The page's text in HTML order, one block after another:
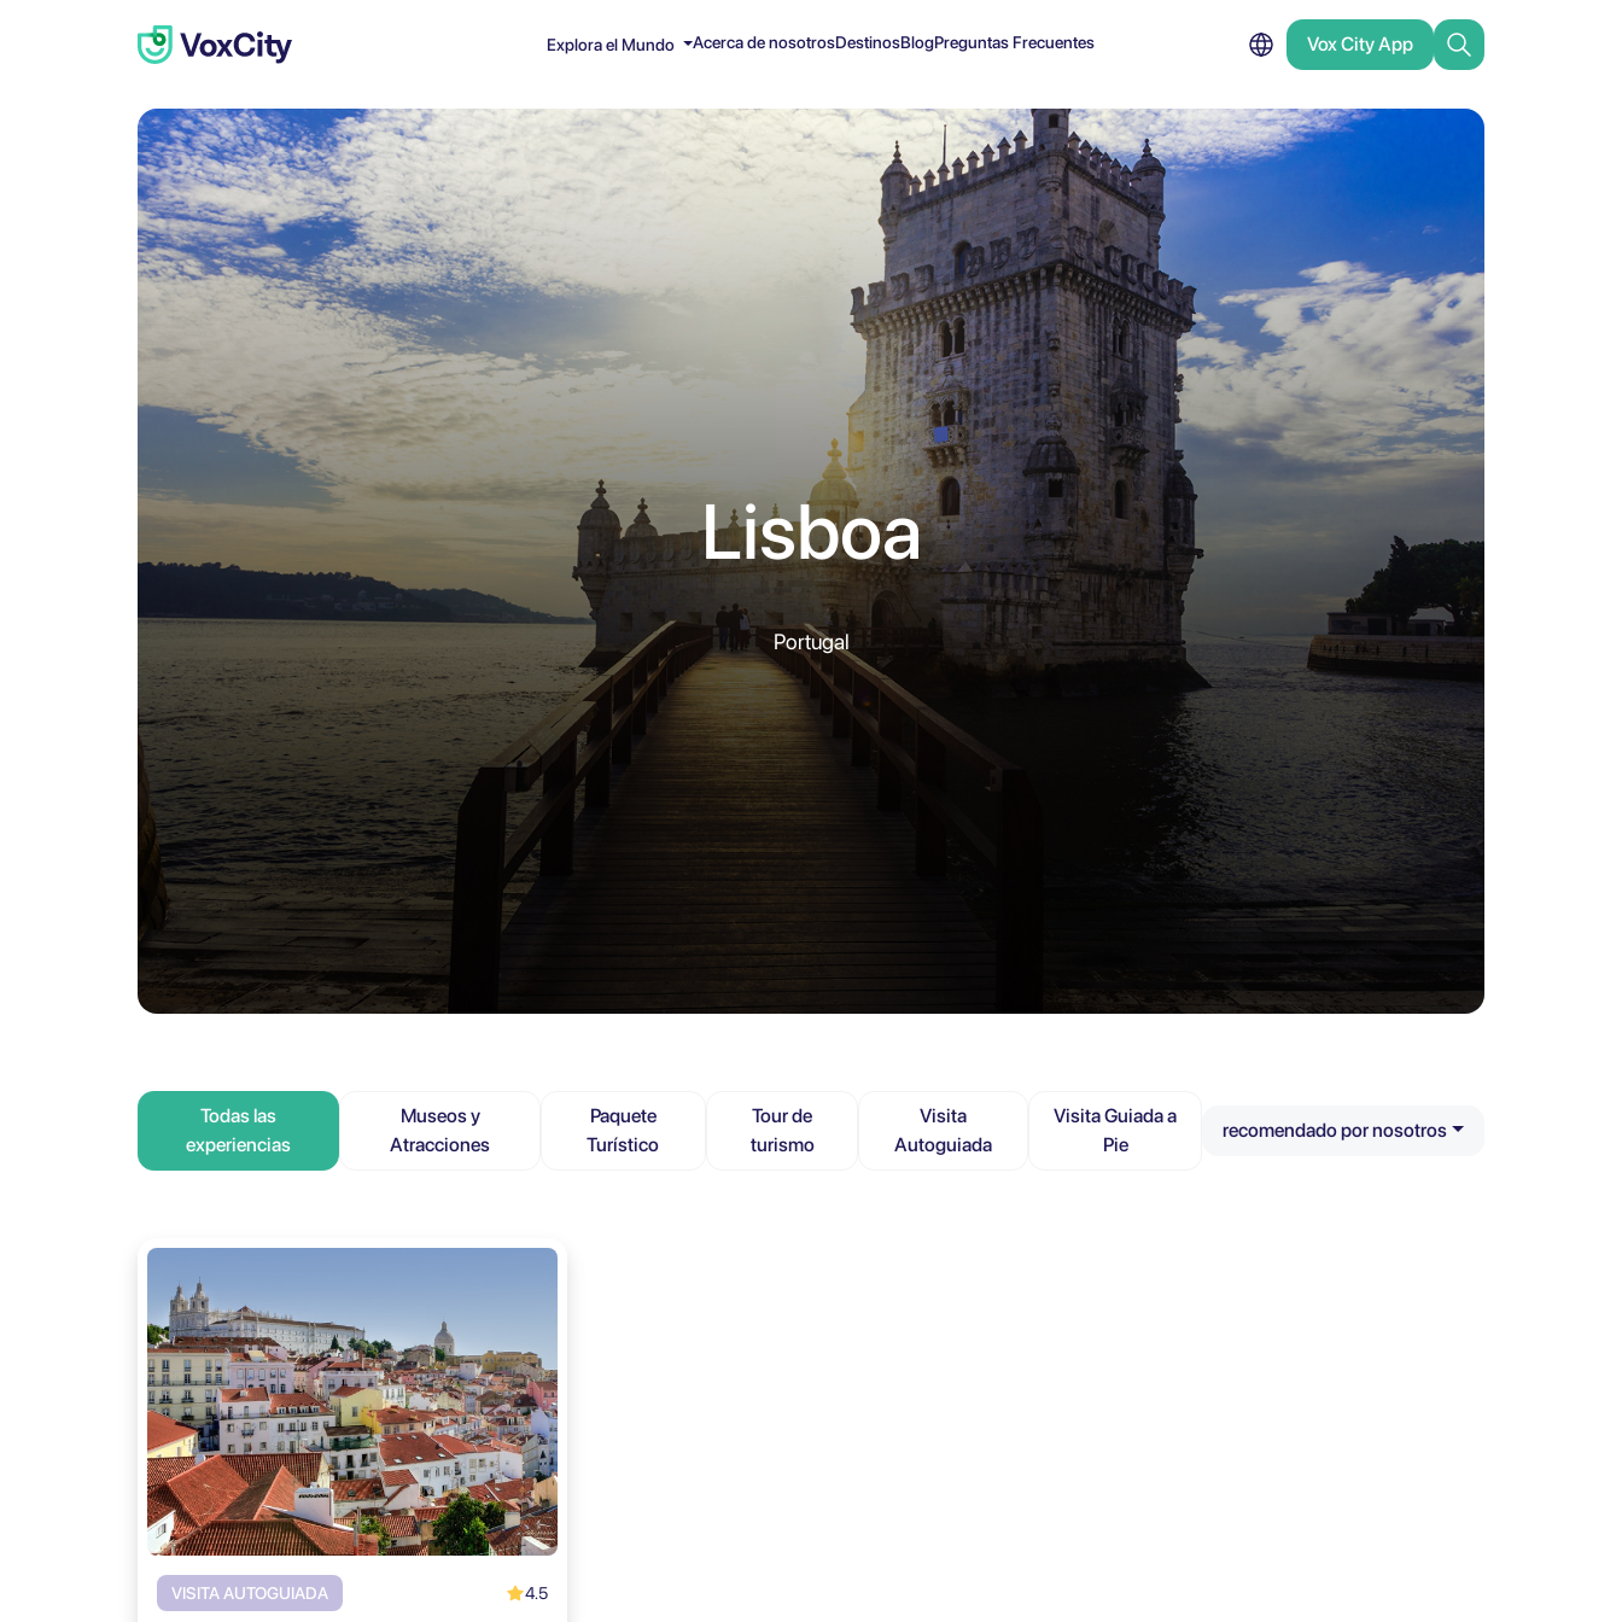
Explora el Mundo Acerca de nosotrosDestinosBlogPreguntas Frecuentes Vox City App
Lisboa
Portugal
Todas las
experiencias
Museos y
Atracciones
Paquete
Turístico
Tour de
turismo
Visita
Autoguiada
Visita Guiada a
Pie
recomendado por nosotros
VISITA AUTOGUIADA 4.5